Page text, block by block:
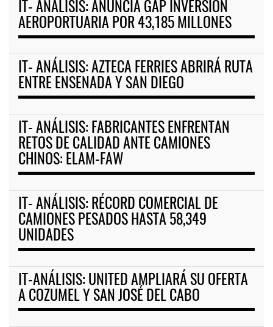
IT- ANÁLISIS: ANUNCIA GAP INVERSIÓN
AEROPORTUARIA POR 43,185 MILLONES
IT- ANÁLISIS: AZTECA FERRIES ABRIRÁ RUTA
ENTRE ENSENADA Y SAN DIEGO
IT- ANÁLISIS: FABRICANTES ENFRENTAN
RETOS DE CALIDAD ANTE CAMIONES
CHINOS: ELAM-FAW
IT- ANÁLISIS: RÉCORD COMERCIAL DE
CAMIONES PESADOS HASTA 58,349
UNIDADES
IT-ANÁLISIS: UNITED AMPLIARÁ SU OFERTA
A COZUMEL Y SAN JOSÉ DEL CABO